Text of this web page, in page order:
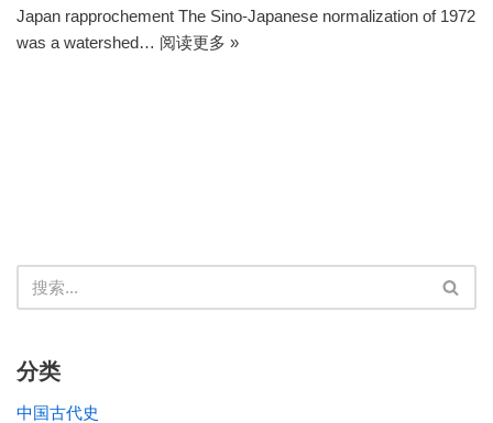
Japan rapprochement The Sino-Japanese normalization of 1972
was a watershed… 阅读更多 »
分类
中国古代史